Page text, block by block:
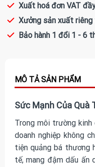
Xuất hoá đơn VAT
Xưởng sản xuất riêng
Bảo hành 1 đổi 1 - 6
Sức Mạnh Của Quà
Trong môi trường kinh
doanh nghiệp không
tiện quảng bá thương
tế, mang đậm dấu ấn